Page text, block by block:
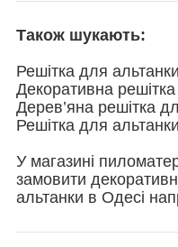
Також шукають:
Решітка для
Декоративна
Дерев’яна решітка
Решітка для
У магазині
замовити
альтанки в Одесі